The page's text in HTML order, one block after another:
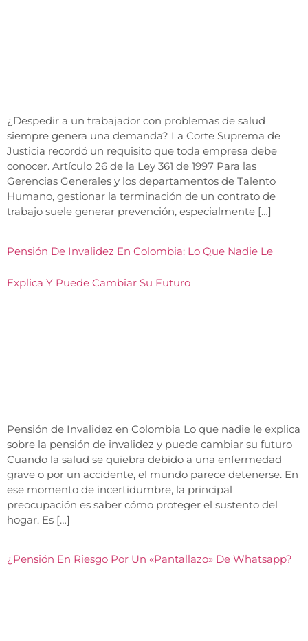
¿Despedir a un trabajador con problemas de salud
siempre genera una demanda? La Corte Suprema de
Justicia recordó un requisito que toda empresa debe
conocer. Artículo 26 de la Ley 361 de 1997 Para las
Gerencias Generales y los departamentos de Talento
Humano, gestionar la terminación de un contrato de
trabajo suele generar prevención, especialmente […]
Pensión De Invalidez En Colombia: Lo Que Nadie Le
Explica Y Puede Cambiar Su Futuro
Pensión de Invalidez en Colombia Lo que nadie le explica
sobre la pensión de invalidez y puede cambiar su futuro
Cuando la salud se quiebra debido a una enfermedad
grave o por un accidente, el mundo parece detenerse. En
ese momento de incertidumbre, la principal
preocupación es saber cómo proteger el sustento del
hogar. Es […]
¿Pensión En Riesgo Por Un «pantallazo» De Whatsapp?